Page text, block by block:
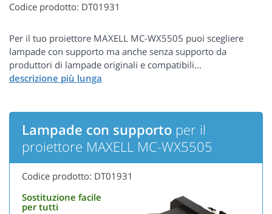
Codice prodotto: DT01931
Per il tuo proiettore MAXELL MC-WX5505 puoi scegliere
lampade con supporto ma anche senza supporto da
produttori di lampade originali e compatibili...
Lampade con supporto per il
proiettore MAXELL MC-WX5505
Codice prodotto: DT01931
Sostituzione facile
per tutti